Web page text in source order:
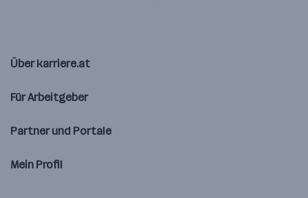
Über karriere.at
Für Arbeitgeber
Partner und Portale
Mein Profil